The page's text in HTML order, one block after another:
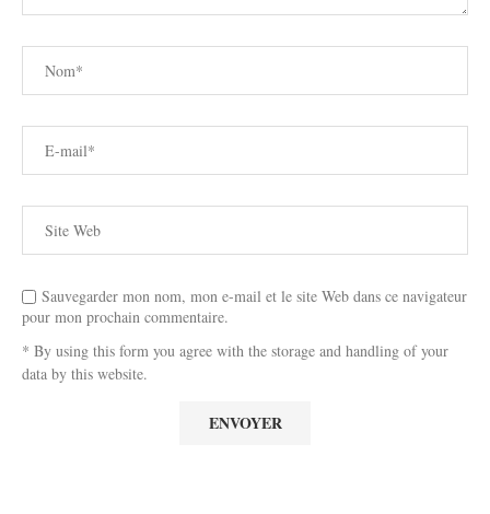
Sauvegarder mon nom, mon e-mail et le site Web dans ce navigateur
pour mon prochain commentaire.
* By using this form you agree with the storage and handling of your
data by this website.